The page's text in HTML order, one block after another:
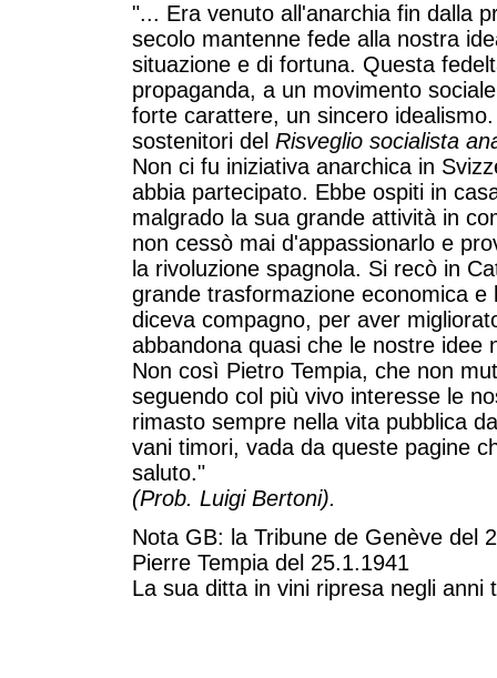
"... Era venuto all'anarchia fin dalla
secolo mantenne fede alla nostra
situazione e di fortuna. Questa
propaganda, a un movimento
forte carattere, un sincero
sostenitori del Risveglio socialista
Non ci fu iniziativa anarchica in
abbia partecipato. Ebbe ospiti in
malgrado la sua grande attività in
non cessò mai d'appassionarlo e
la rivoluzione spagnola. Si recò in
grande trasformazione economica
diceva compagno, per aver
abbandona quasi che le nostre idee
Non così Pietro Tempia, che non
seguendo col più vivo interesse le
rimasto sempre nella vita pubblica
vani timori, vada da queste pagine
saluto."
(Prob. Luigi Bertoni).
Nota GB: la Tribune de Genève del
Pierre Tempia del 25.1.1941
La sua ditta in vini ripresa negli anni